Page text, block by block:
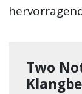
Two